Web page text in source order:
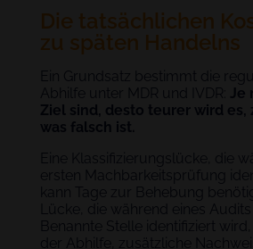
Die tatsächlichen
zu späten Handelns
Ein Grundsatz bestimmt die
Abhilfe unter MDR und IVDR: Je
Ziel sind, desto teurer wird es,
was falsch ist.
Eine Klassifizierungslücke, die
ersten Machbarkeitsprüfung
kann Tage zur Behebung
Lücke, die während eines Audits
Benannte Stelle identifiziert wird,
der Abhilfe, zusätzliche